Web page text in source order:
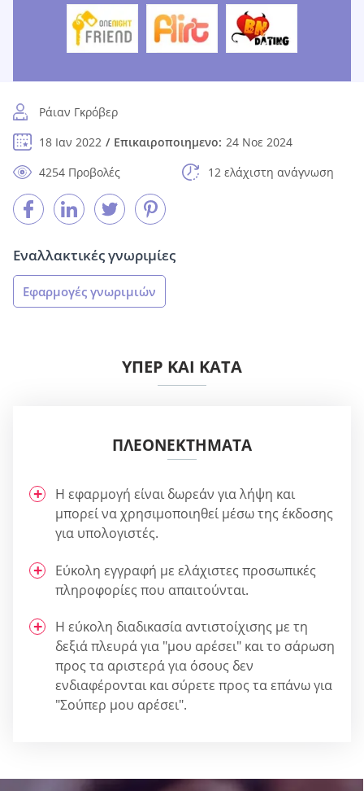
Ράιαν Γκρόβερ
18 Ιαν 2022
Επικαιροποιημενο: 24 Νοε 2024
4254 Προβολές
12 ελάχιστη ανάγνωση
Εναλλακτικές γνωριμίες
Εφαρμογές γνωριμιών
ΥΠΈΡ ΚΑΙ ΚΑΤΆ
ΠΛΕΟΝΕΚΤΉΜΑΤΑ
Η εφαρμογή είναι δωρεάν για λήψη και
μπορεί να χρησιμοποιηθεί μέσω της έκδοσης
για υπολογιστές.
Εύκολη εγγραφή με ελάχιστες προσωπικές
πληροφορίες που απαιτούνται.
Η εύκολη διαδικασία αντιστοίχισης με τη
δεξιά πλευρά για "μου αρέσει" και το σάρωση
προς τα αριστερά για όσους δεν
ενδιαφέρονται και σύρετε προς τα επάνω για
"Σούπερ μου αρέσει".